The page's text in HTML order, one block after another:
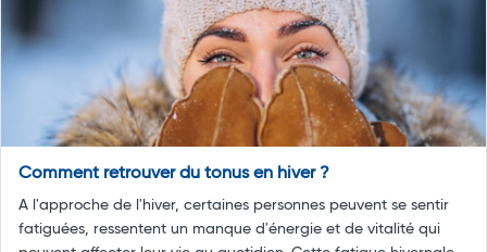
Comment retrouver du tonus en hiver ?
A l'approche de l'hiver, certaines personnes peuvent se sentir
fatiguées, ressentent un manque d'énergie et de vitalité qui